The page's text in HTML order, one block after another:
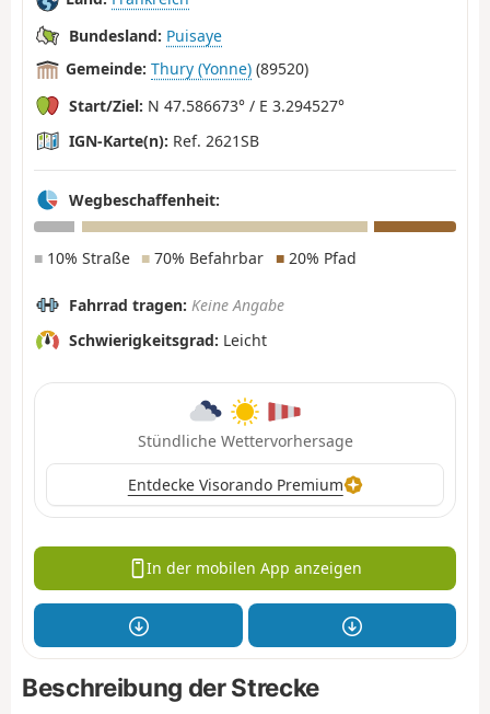
Bundesland: Puisaye
Gemeinde: Thury (Yonne) (89520)
Start/Ziel: N 47.586673° / E 3.294527°
IGN-Karte(n): Ref. 2621SB
Wegbeschaffenheit:
■ 10% Straße ■ 70% Befahrbar ■20% Pfad
Fahrrad tragen: Keine Angabe
Schwierigkeitsgrad: Leicht
Stündliche Wettervorhersage
Entdecke Visorando Premium
In der mobilen App anzeigen
Beschreibung der Strecke